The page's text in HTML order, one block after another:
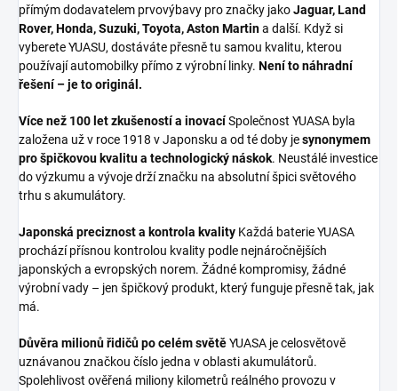
přímým dodavatelem prvovýbavy pro značky jakoJaguar, Land
Rover, Honda, Suzuki, Toyota, Aston Martina další. Když si
vyberete YUASU, dostáváte přesně tu samou kvalitu, kterou
používají automobilky přímo z výrobní linky. Není to náhradní
řešení – je to originál.
Více než 100 let zkušeností a inovacíSpolečnost YUASA byla
založena už v roce 1918 v Japonsku a od té doby jesynonymem
pro špičkovou kvalitu a technologický náskok. Neustálé investice
do výzkumu a vývoje drží značku na absolutní špici světového
trhu s akumulátory.
Japonská preciznost a kontrola kvality Každá baterie YUASA
prochází přísnou kontrolou kvality podle nejnáročnějších
japonských a evropských norem. Žádné kompromisy, žádné
výrobní vady – jen špičkový produkt, který funguje přesně tak, jak
má.
Důvěra milionů řidičů po celém světěYUASA je celosvětově
uznávanou značkou číslo jedna v oblasti akumulátorů.
Spolehlivost ověřená miliony kilometrů reálného provozu v